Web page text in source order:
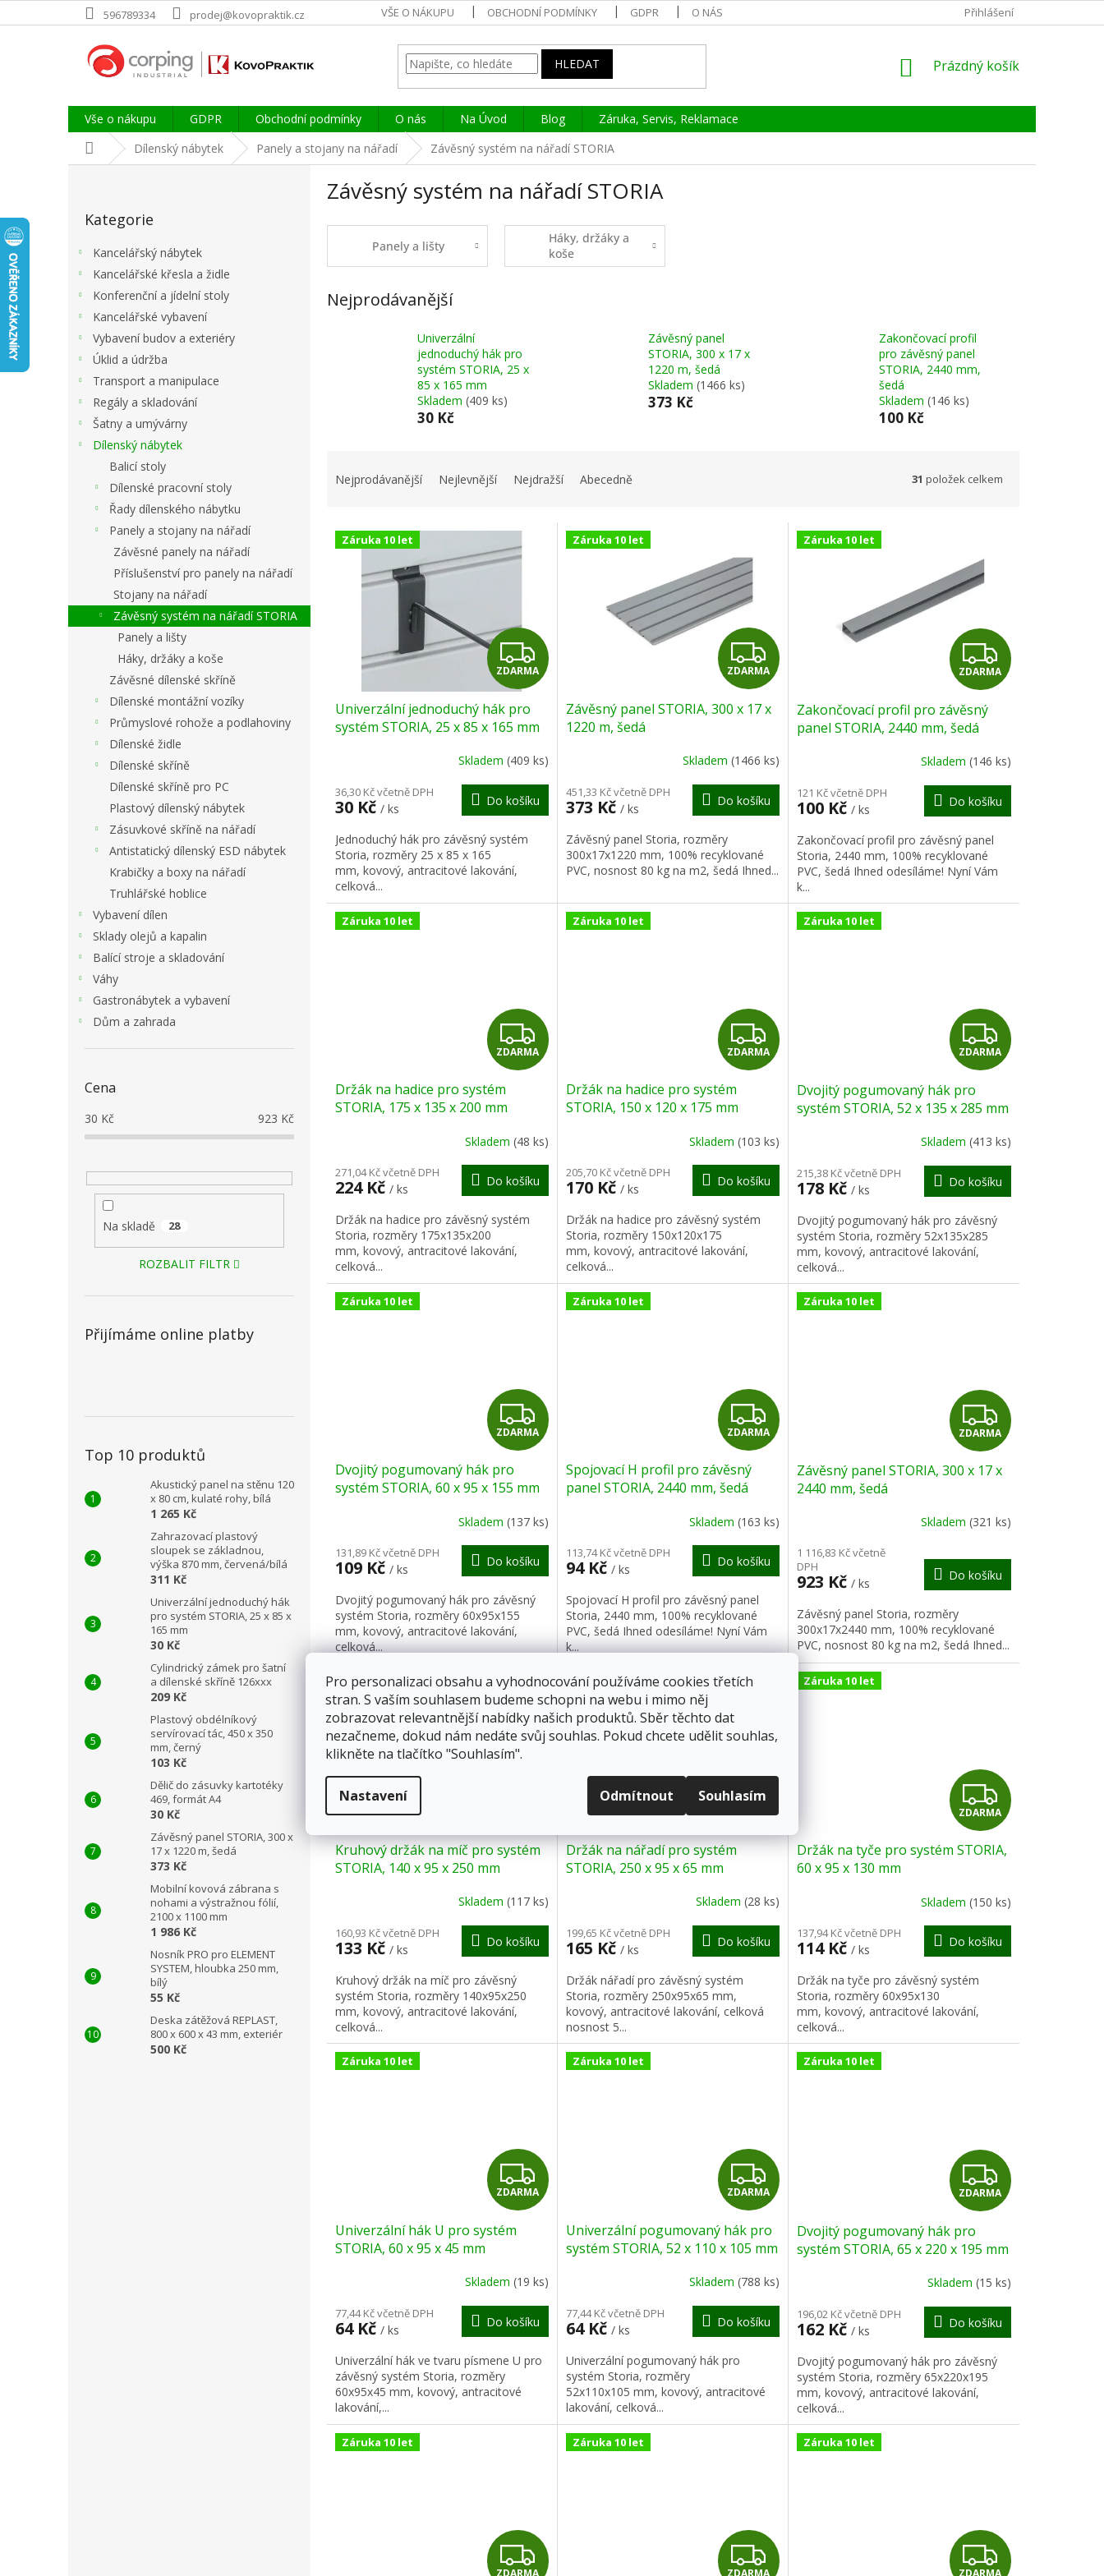
Pro personalizaci obsahu a vyhodnocování používáme cookies třetích
stran. S vaším souhlasem budeme schopni na webu i mimo něj
zobrazovat relevantnější nabídky našich produktů. Sběr těchto dat
nezačneme, dokud nám nedáte svůj souhlas. Pokud chcete udělit souhlas,
klikněte na tlačítko "Souhlasím".
Nastavení Odmítnout Souhlasím
na
596789334 prodej@kovopraktik.cz VŠE O NÁKUPU OBCHODNÍ PODMÍNKY GDPR O NÁS ZÁRUKA, SERVIS, REKLAMACEPřihlášení
HLEDAT
NÁKUPNÍ
Prázdný košík
Vše o nákupu GDPR Obchodní podmínky O nás Na Úvod Blog
Záruka, Servis, Reklamace
Domů Dílenský nábytek Panely a stojany na nářadí Závěsný systém na nářadí STORIA
kategorie
Kategorie
Kancelářský nábytek
Kancelářské křesla a židle
Konferenční a jídelní stoly
Kancelářské vybavení
Vybavení budov a exteriéry
Úklid a údržba
Transport a manipulace
Regály a skladování
Šatny a umývárny
Dílenský nábytek
Balicí stoly
Dílenské pracovní stoly
Řady dílenského nábytku
Panely a stojany na nářadí
Závěsné panely na nářadí
Příslušenství pro panely na nářadí
Stojany na nářadí
Závěsný systém na nářadí STORIA
Panely a lišty
Háky, držáky a koše
Závěsné dílenské skříně
Dílenské montážní vozíky
Průmyslové rohože a podlahoviny
Dílenské židle
Dílenské skříně
Dílenské skříně pro PC
Plastový dílenský nábytek
Zásuvkové skříně na nářadí
Antistatický dílenský ESD nábytek
Krabičky a boxy na nářadí
Truhlářské hoblice
Vybavení dílen
Sklady olejů a kapalin
Balící stroje a skladování
Váhy
Gastronábytek a vybavení
Dům a zahrada
Cena
30 Kč 923 Kč
Na skladě 28
ROZBALIT FILTR
Přijímáme online platby
Top 10 produktů
Akustický panel na stěnu 120
x 80 cm, kulaté rohy, bílá
1 265 Kč
Zahrazovací plastový
sloupek se základnou,
výška 870 mm, červená/bílá
311 Kč
Univerzální jednoduchý hák
pro systém STORIA, 25 x 85 x
165 mm
30 Kč
Cylindrický zámek pro šatní
a dílenské skříně 126xxx
209 Kč
Plastový obdélníkový
servírovací tác, 450 x 350
mm, černý
103 Kč
Dělič do zásuvky kartotéky
469, formát A4
30 Kč
Závěsný panel STORIA, 300 x
17 x 1220 m, šedá
373 Kč
Mobilní kovová zábrana s
nohami a výstražnou fólií,
2100 x 1100 mm
1 986 Kč
Nosník PRO pro ELEMENT
SYSTEM, hloubka 250 mm,
bílý
55 Kč
Deska zátěžová REPLAST,
800 x 600 x 43 mm, exteriér
500 Kč
Závěsný systém na nářadí STORIA
Panely a lišty
Háky, držáky a
koše
Nejprodávanější
Univerzální
jednoduchý hák pro
systém STORIA, 25 x
85 x 165 mm
Skladem (409 ks)
30 Kč
Závěsný panel
STORIA, 300 x 17 x
1220 m, šedá
Skladem (1466 ks)
373 Kč
Zakončovací profil
pro závěsný panel
STORIA, 2440 mm,
šedá
Skladem (146 ks)
100 Kč
n
Nejprodávanější Nejlevnější Nejdražší Abecedně 31 položek celkem
V Záruka 10 let
Z
D
A
R
M
A
ZDARMA
Univerzální jednoduchý hák pro
systém STORIA, 25 x 85 x 165 mm
Skladem (409 ks)
36,30 Kč včetně DPH
30 Kč / ks
Do košíku
Jednoduchý hák pro závěsný systém
Storia, rozměry 25 x 85 x 165
mm, kovový, antracitové lakování,
celková...
Záruka 10 let
Z
D
A
R
M
A
ZDARMA
Závěsný panel STORIA, 300 x 17 x
1220 m, šedá
Skladem (1466 ks)
451,33 Kč včetně DPH
373 Kč / ks
Do košíku
Závěsný panel Storia, rozměry
300x17x1220 mm, 100% recyklované
PVC, nosnost 80 kg na m2, šedá Ihned...
Záruka 10 let
Z
D
R
M
A
ZDARMA
Zakončovací profil pro závěsný
panel STORIA, 2440 mm, šedá
Skladem (146 ks)
121 Kč včetně DPH
100 Kč / ks
Do košíku
Zakončovací profil pro závěsný panel
Storia, 2440 mm, 100% recyklované
PVC, šedá Ihned odesíláme! Nyní Vám
k...
Záruka 10 let
Z
D
R
M
A
ZDARMA
Držák na hadice pro systém
STORIA, 175 x 135 x 200 mm
Skladem (48 ks)
271,04 Kč včetně DPH
224 Kč / ks
Do košíku
Držák na hadice pro závěsný systém
Storia, rozměry 175x135x200
mm, kovový, antracitové lakování,
celková...
Záruka 10 let
Z
D
R
M
A
ZDARMA
Držák na hadice pro systém
STORIA, 150 x 120 x 175 mm
Skladem (103 ks)
205,70 Kč včetně DPH
170 Kč / ks
Do košíku
Držák na hadice pro závěsný systém
Storia, rozměry 150x120x175
mm, kovový, antracitové lakování,
celková...
Záruka 10 let
Z
D
A
R
M
A
ZDARMA
Dvojitý pogumovaný hák pro
systém STORIA, 52 x 135 x 285 mm
Skladem (413 ks)
215,38 Kč včetně DPH
178 Kč / ks
Do košíku
Dvojitý pogumovaný hák pro závěsný
systém Storia, rozměry 52x135x285
mm, kovový, antracitové lakování,
celková...
Záruka 10 let
Z
D
A
R
M
A
ZDARMA
Dvojitý pogumovaný hák pro
systém STORIA, 60 x 95 x 155 mm
Skladem (137 ks)
131,89 Kč včetně DPH
109 Kč / ks
Do košíku
Dvojitý pogumovaný hák pro závěsný
systém Storia, rozměry 60x95x155
mm, kovový, antracitové lakování,
celková...
Záruka 10 let
Z
D
R
M
A
ZDARMA
Spojovací H profil pro závěsný
panel STORIA, 2440 mm, šedá
Skladem (163 ks)
113,74 Kč včetně DPH
94 Kč / ks
Do košíku
Spojovací H profil pro závěsný panel
Storia, 2440 mm, 100% recyklované
PVC, šedá Ihned odesíláme! Nyní Vám
k...
Záruka 10 let
Z
D
A
R
M
A
ZDARMA
Závěsný panel STORIA, 300 x 17 x
2440 mm, šedá
Skladem (321 ks)
1 116,83 Kč včetně
DPH
923 Kč / ks
Do košíku
Závěsný panel Storia, rozměry
300x17x2440 mm, 100% recyklované
PVC, nosnost 80 kg na m2, šedá Ihned...
Záruka 10 let
D
A
R
M
A
Kruhový držák na míč pro systém
STORIA, 140 x 95 x 250 mm
Skladem (117 ks)
160,93 Kč včetně DPH
133 Kč / ks
Do košíku
Kruhový držák na míč pro závěsný
systém Storia, rozměry 140x95x250
mm, kovový, antracitové lakování,
celková...
Záruka 10 let
Z
D
R
M
A
Držák na nářadí pro systém
STORIA, 250 x 95 x 65 mm
Skladem (28 ks)
199,65 Kč včetně DPH
165 Kč / ks
Do košíku
Držák nářadí pro závěsný systém
Storia, rozměry 250x95x65 mm,
kovový, antracitové lakování, celková
nosnost 5...
Záruka 10 let
Z
D
A
R
M
A
ZDARMA
Držák na tyče pro systém STORIA,
60 x 95 x 130 mm
Skladem (150 ks)
137,94 Kč včetně DPH
114 Kč / ks
Do košíku
Držák na tyče pro závěsný systém
Storia, rozměry 60x95x130
mm, kovový, antracitové lakování,
celková...
Záruka 10 let
Z
D
R
M
A
ZDARMA
Univerzální hák U pro systém
STORIA, 60 x 95 x 45 mm
Skladem (19 ks)
77,44 Kč včetně DPH
64 Kč / ks
Do košíku
Univerzální hák ve tvaru písmene U pro
závěsný systém Storia, rozměry
60x95x45 mm, kovový, antracitové
lakování,...
Záruka 10 let
Z
D
A
R
M
A
ZDARMA
Univerzální pogumovaný hák pro
systém STORIA, 52 x 110 x 105 mm
Skladem (788 ks)
77,44 Kč včetně DPH
64 Kč / ks
Do košíku
Univerzální pogumovaný hák pro
systém Storia, rozměry
52x110x105 mm, kovový, antracitové
lakování, celková...
Záruka 10 let
Z
D
A
R
M
A
ZDARMA
Dvojitý pogumovaný hák pro
systém STORIA, 65 x 220 x 195 mm
Skladem (15 ks)
196,02 Kč včetně DPH
162 Kč / ks
Do košíku
Dvojitý pogumovaný hák pro závěsný
systém Storia, rozměry 65x220x195
mm, kovový, antracitové lakování,
celková...
Záruka 10 let
Z
ZDARMA
Záruka 10 let
Z
ZDARMA
Záruka 10 let
Z